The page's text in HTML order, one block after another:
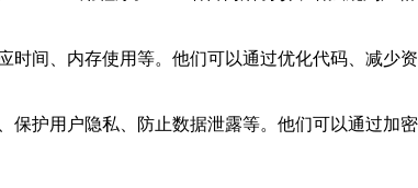
时间、内存使用等。他们可以通过优化代码、减少
保护用户隐私、防止数据泄露等。他们可以通过加